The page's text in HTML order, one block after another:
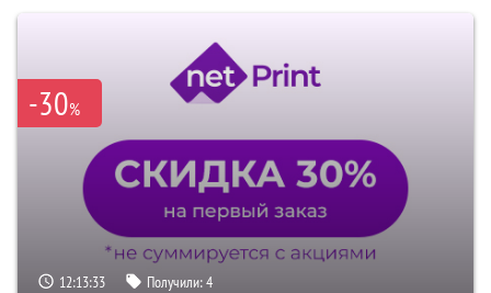
-30%
12:13:32 Получили:4